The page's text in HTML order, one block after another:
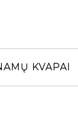
KVAPAI